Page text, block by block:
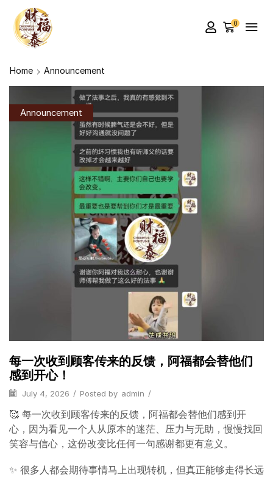
0
Home Announcement
Announcement
每一次收到顾客传来的反馈，阿福都会替他们
感到开心！
July 4, 2026 / Posted by admin /
🥰 每一次收到顾客传来的反馈，阿福都会替他们感到开
心，因为看见一个人从原本的迷茫、压力与无助，慢慢找回
笑容与信心，这份改变比任何一句感谢都更有意义。
✨ 很多人都会期待事情马上出现转机，但真正能够走得长远